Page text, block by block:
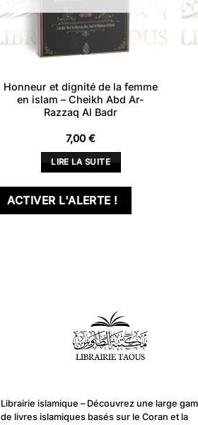
Honneur et dignité de la femme
en islam – Cheikh Abd Ar-
Razzaq Al Badr
7,00€
LIRE LA SUITE
ACTIVER L'ALERTE !
Librairie islamique – Découvrez une large
de livres islamiques basés sur le Coran et la